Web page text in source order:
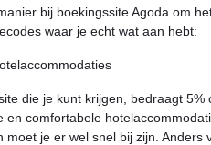
bij boekingssite Agoda om
waar je echt wat aan hebt:
die je kunt krijgen, bedraagt
comfortabele
je er wel snel bij zijn.